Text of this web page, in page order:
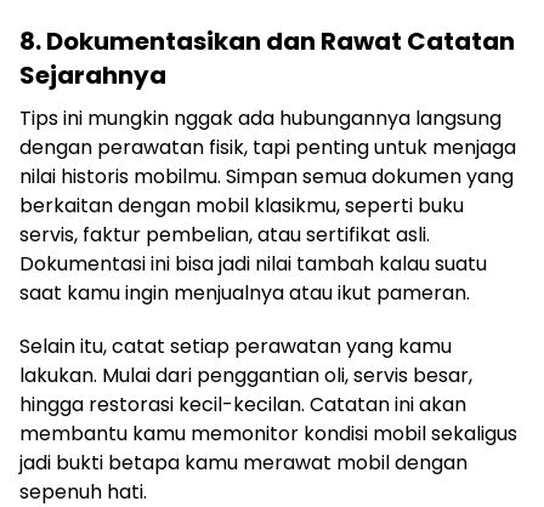
8. Dokumentasikan dan Rawat Catatan
Sejarahnya
Tips ini mungkin nggak ada hubungannya langsung
dengan perawatan fisik, tapi penting untuk menjaga
nilai historis mobilmu. Simpan semua dokumen yang
berkaitan dengan mobil klasikmu, seperti buku
servis, faktur pembelian, atau sertifikat asli.
Dokumentasi ini bisa jadi nilai tambah kalau suatu
saat kamu ingin menjualnya atau ikut pameran.
Selain itu, catat setiap perawatan yang kamu
lakukan. Mulai dari penggantian oli, servis besar,
hingga restorasi kecil-kecilan. Catatan ini akan
membantu kamu memonitor kondisi mobil sekaligus
jadi bukti betapa kamu merawat mobil dengan
sepenuh hati.